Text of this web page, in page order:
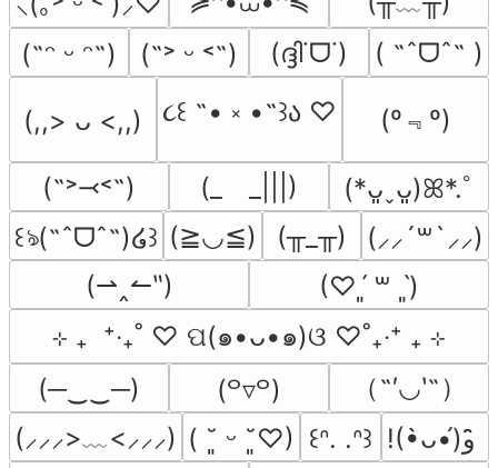
(˶ᵔ ᵕ ᵔ˶)
(˶˃ ᵕ ˂˶) (ദ്ദി˙ᗜ˙) ( ˶ˆᗜˆ˵ )
(,,> ᴗ <,,) ૮꒰ ˶• ༝ •˶꒱ა ♡ (º﹃º)
(˶˃⤙˂˶) (_　_|||)
(*ᴗ͈ˬᴗ͈)ꕤ*.ﾟ
꒰ঌ(˶ˆᗜˆ˵)໒꒱ (≧◡≦) (╥_╥)
(⸝⸝´꒳`⸝⸝)
(⇀‸↼‶)
(♡ˊ͈ ꒳ ˋ͈)
⊹ ₊  ⁺‧₊˚ ♡ ପ(๑•ᴗ•๑)ଓ ♡˚₊‧⁺ ₊ ⊹
(─‿‿─)
(꒪▿꒪)
（˶′◡‵˶）
(⸝⸝⸝>﹏<⸝⸝⸝) ( ˘͈ ᵕ ˘͈♡) ꒰ᐢ. .ᐢ꒱